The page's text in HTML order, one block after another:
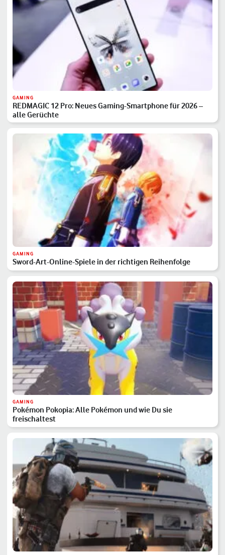
GAMING
REDMAGIC 12 Pro: Neues Gaming-Smartphone für 2026 –
alle Gerüchte
GAMING
Sword-Art-Online-Spiele in der richtigen Reihenfolge
GAMING
Pokémon Pokopia: Alle Pokémon und wie Du sie
freischaltest